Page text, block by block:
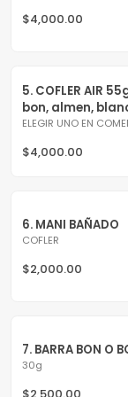
$4,000.00
5. COFLER AIR
bon, almen,
ELEGIR UNO EN
$4,000.00
6. MANI BAÑADO
COFLER
$2,000.00
7. BARRA BON O
30g
$2,500.00